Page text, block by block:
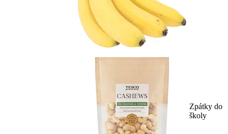
Zpátky do
školy